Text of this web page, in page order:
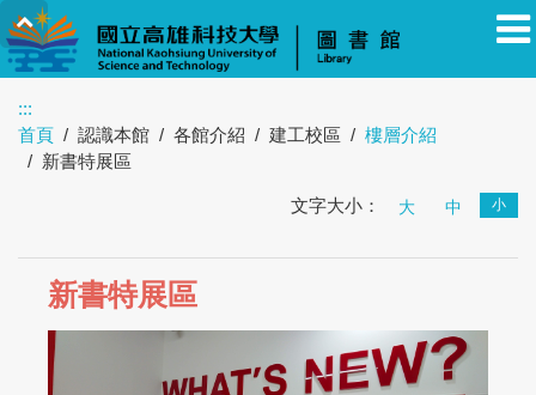
教職員
:::
首頁
認識本館 各館介紹 建工校區
樓層介紹
新書特展區
文字大小： 大 中 小
新書特展區